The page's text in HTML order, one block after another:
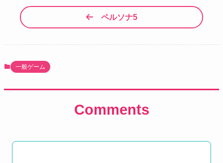
ペルソナ5
一般ゲーム
Comments